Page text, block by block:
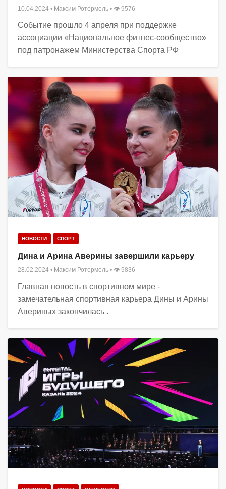
10.04.2024 • Максим Ротермель • 👁 9576
Событие прошло 4 апреля при поддержке
ассоциации «Национальное фитнес-сообщество»
под патронажем Министерства Спорта РФ
НОВОСТИ СПОРТ
Дина и Арина Аверины завершили карьеру
28.02.2024 • Максим Ротермель • 👁 9836
Главная новость в спортивном мире -
замечательная спортивная карьера Дины и Арины
Авериных закончилась .